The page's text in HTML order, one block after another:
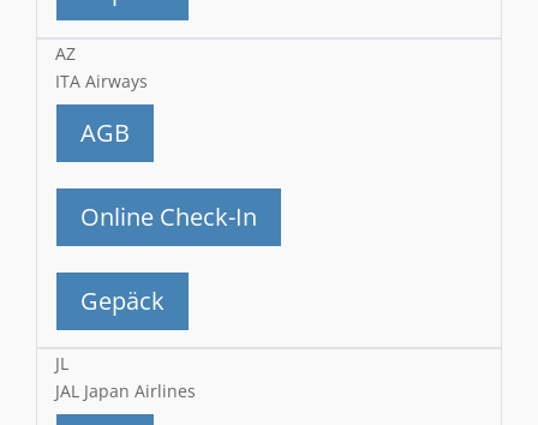
AZ
ITA Airways
AGB
Online Check-In
Gepäck
JL
JAL Japan Airlines